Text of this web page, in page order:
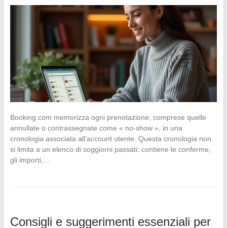
Booking.com memorizza ogni prenotazione, comprese quelle
annullate o contrassegnate come « no-show », in una
cronologia associata all’account utente. Questa cronologia non
si limita a un elenco di soggiorni passati: contiene le conferme,
gli importi,…
Consigli e suggerimenti essenziali per